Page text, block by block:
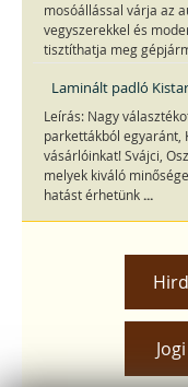
mosóállással várja az
vegyszerekkel és
tisztíthatja meg
Laminált padló
Leírás: Nagy
parkettákból egyaránt,
vásárlóinkat! Svájci,
melyek kiváló
hatást érhetünk ...